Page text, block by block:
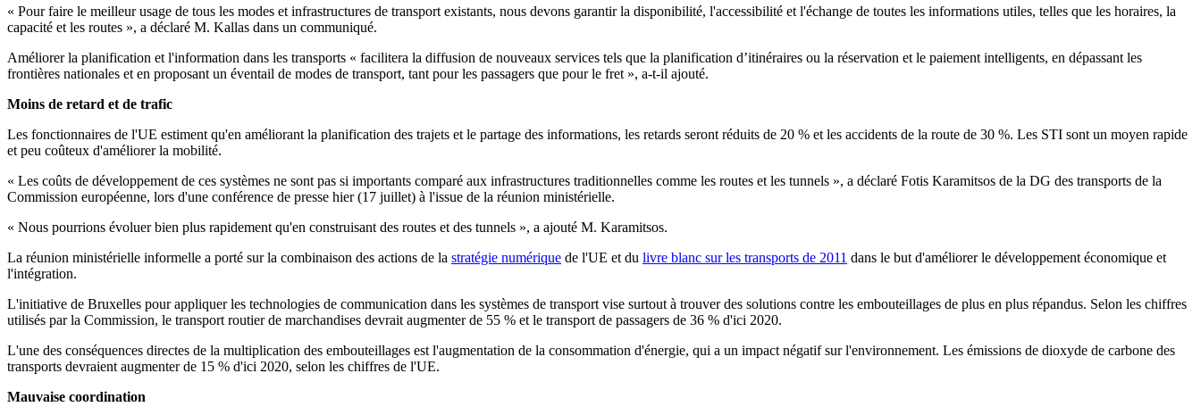
« Pour faire le meilleur usage de tous les modes et infrastructures de transport existants, nous devons garantir la disponibilité, l'accessibilité et l'échange de toutes les informations utiles, telles que les horaires, la
capacité et les routes », a déclaré M. Kallas dans un communiqué.
Améliorer la planification et l'information dans les transports « facilitera la diffusion de nouveaux services tels que la planification d’itinéraires ou la réservation et le paiement intelligents, en dépassant les
frontières nationales et en proposant un éventail de modes de transport, tant pour les passagers que pour le fret », a-t-il ajouté.
Moins de retard et de trafic
Les fonctionnaires de l'UE estiment qu'en améliorant la planification des trajets et le partage des informations, les retards seront réduits de 20 % et les accidents de la route de 30 %. Les STI sont un moyen rapide
et peu coûteux d'améliorer la mobilité.
« Les coûts de développement de ces systèmes ne sont pas si importants comparé aux infrastructures traditionnelles comme les routes et les tunnels », a déclaré Fotis Karamitsos de la DG des transports de la
Commission européenne, lors d'une conférence de presse hier (17 juillet) à l'issue de la réunion ministérielle.
« Nous pourrions évoluer bien plus rapidement qu'en construisant des routes et des tunnels », a ajouté M. Karamitsos.
La réunion ministérielle informelle a porté sur la combinaison des actions de la stratégie numérique de l'UE et du livre blanc sur les transports de 2011 dans le but d'améliorer le développement économique et
l'intégration.
L'initiative de Bruxelles pour appliquer les technologies de communication dans les systèmes de transport vise surtout à trouver des solutions contre les embouteillages de plus en plus répandus. Selon les chiffres
utilisés par la Commission, le transport routier de marchandises devrait augmenter de 55 % et le transport de passagers de 36 % d'ici 2020.
L'une des conséquences directes de la multiplication des embouteillages est l'augmentation de la consommation d'énergie, qui a un impact négatif sur l'environnement. Les émissions de dioxyde de carbone des
transports devraient augmenter de 15 % d'ici 2020, selon les chiffres de l'UE.
Mauvaise coordination